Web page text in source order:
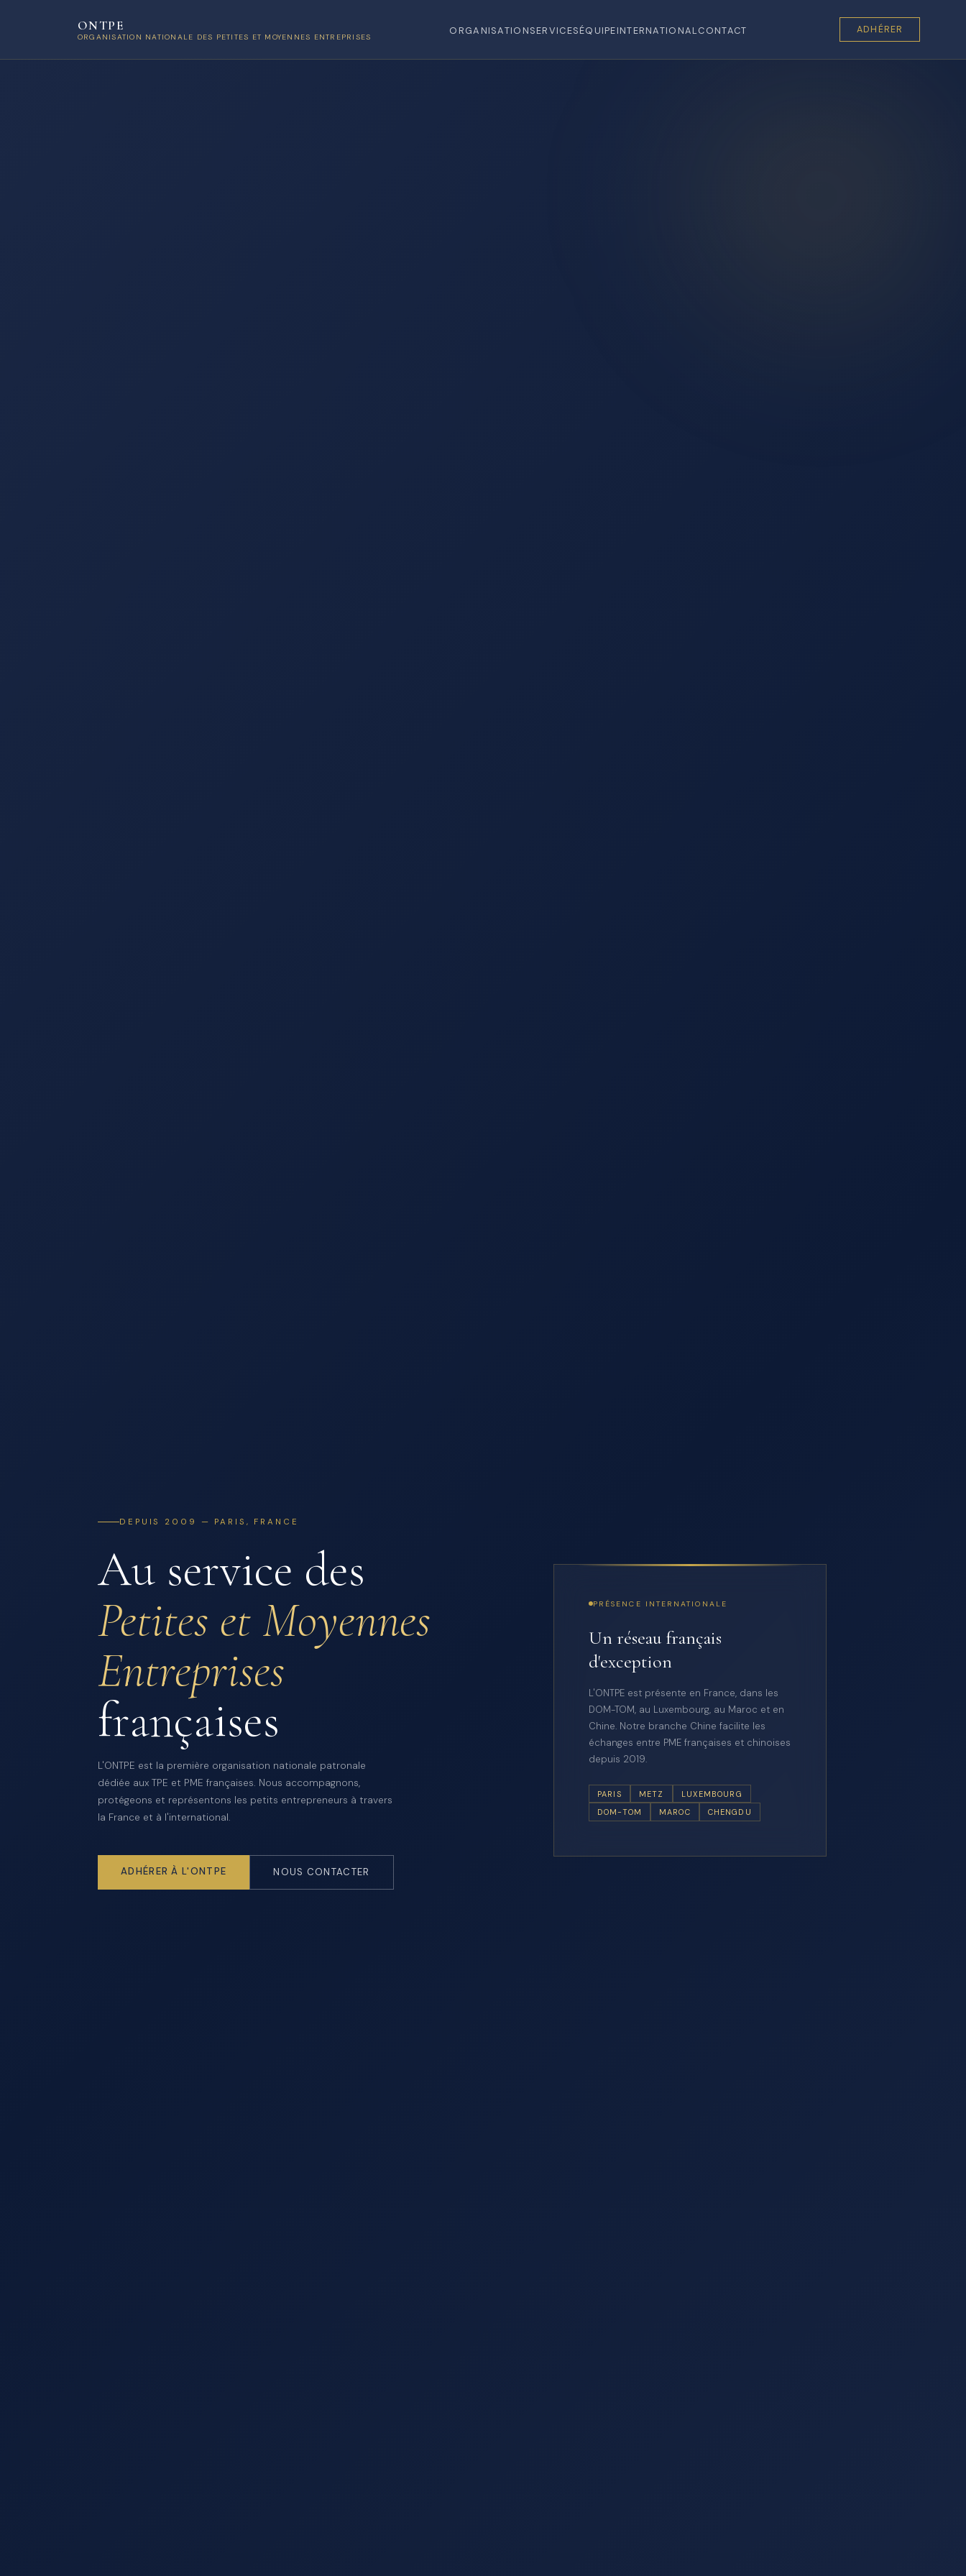
ONTPE
ORGANISATION NATIONALE DES PETITES ET MOYENNES ENTREPRISES
ORGANISATIONSERVICESÉQUIPEINTERNATIONALCONTACT ADHÉRER
DEPUIS 2009 — PARIS, FRANCE
Au service des
Petites et Moyennes
Entreprises
françaises
L'ONTPE est la première organisation nationale patronale
dédiée aux TPE et PME françaises. Nous accompagnons,
protégeons et représentons les petits entrepreneurs à travers
la France et à l'international.
ADHÉRER À L'ONTPE NOUS CONTACTER
PRÉSENCE INTERNATIONALE
Un réseau français
d'exception
L'ONTPE est présente en France, dans les
DOM-TOM, au Luxembourg, au Maroc et en
Chine. Notre branche Chine facilite les
échanges entre PME françaises et chinoises
depuis 2019.
PARIS METZ
LUXEMBOURG
DOM-TOM
MAROC CHENGDU